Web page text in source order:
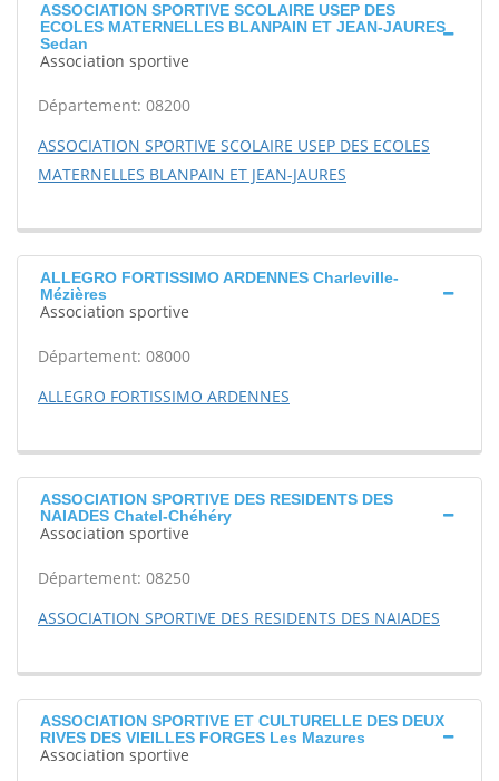
ASSOCIATION SPORTIVE SCOLAIRE USEP DES
ECOLES MATERNELLES BLANPAIN ET JEAN-JAURES
Sedan
Association sportive
Département: 08200
ASSOCIATION SPORTIVE SCOLAIRE USEP DES ECOLES
MATERNELLES BLANPAIN ET JEAN-JAURES
ALLEGRO FORTISSIMO ARDENNES Charleville-
Mézières
Association sportive
Département: 08000
ALLEGRO FORTISSIMO ARDENNES
ASSOCIATION SPORTIVE DES RESIDENTS DES
NAIADES Chatel-Chéhéry
Association sportive
Département: 08250
ASSOCIATION SPORTIVE DES RESIDENTS DES NAIADES
ASSOCIATION SPORTIVE ET CULTURELLE DES DEUX
RIVES DES VIEILLES FORGES Les Mazures
Association sportive